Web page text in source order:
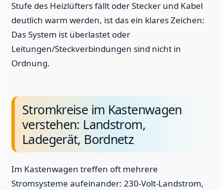
Stufe des Heizlüfters fällt oder Stecker und Kabel
deutlich warm werden, ist das ein klares Zeichen:
Das System ist überlastet oder
Leitungen/Steckverbindungen sind nicht in
Ordnung.
Stromkreise im Kastenwagen
verstehen: Landstrom,
Ladegerät, Bordnetz
Im Kastenwagen treffen oft mehrere
Stromsysteme aufeinander: 230-Volt-Landstrom,